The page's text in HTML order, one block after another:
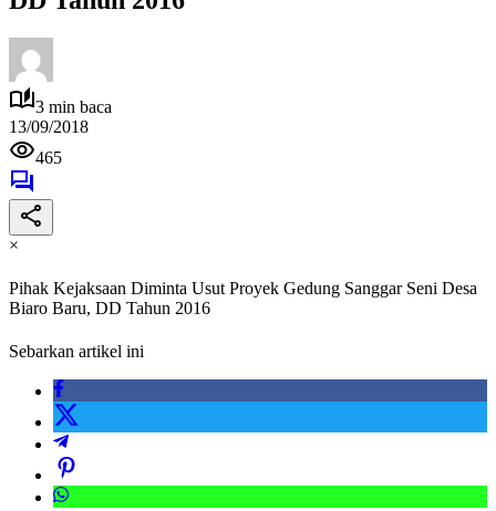
3 min baca
13/09/2018
465
×
Pihak Kejaksaan Diminta Usut Proyek Gedung Sanggar Seni Desa
Biaro Baru, DD Tahun 2016
Sebarkan artikel ini